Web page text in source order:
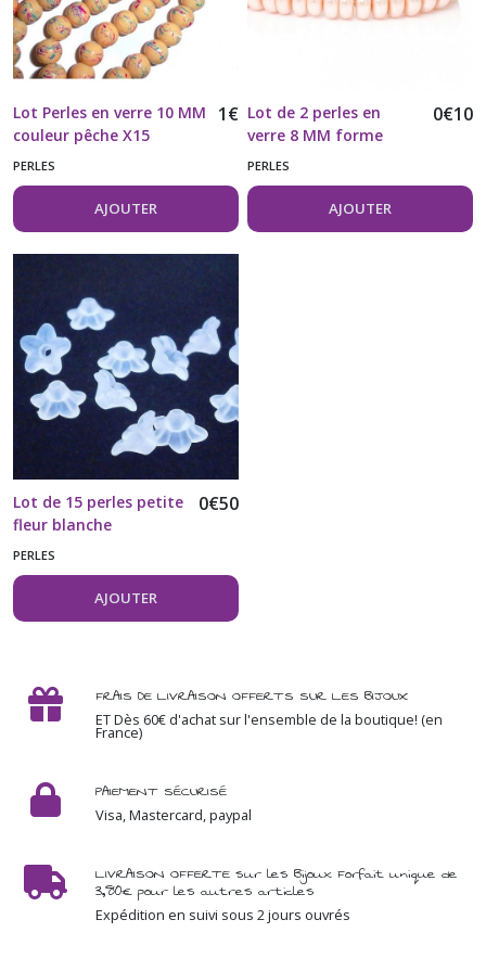
Lot Perles en verre 10 MM
couleur pêche X15
1€
PERLES
AJOUTER
Lot de 2 perles en
verre 8 MM forme
abaque beige clair
0€10
PERLES
AJOUTER
Lot de 15 perles petite
fleur blanche
0€50
PERLES
AJOUTER
FRAIS DE LIVRAISON OFFERTS SUR LES BIJOUX
ET Dès 60€ d'achat sur l'ensemble de la boutique! (en
France)
PAIEMENT SÉCURISÉ
Visa, Mastercard, paypal
LIVRAISON OFFERTE sur les Bijoux Forfait unique de
3,80€ pour les autres articles
Expédition en suivi sous 2 jours ouvrés